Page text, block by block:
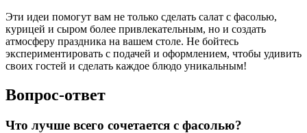
Эти идеи помогут вам не только сделать салат с фасолью,
курицей и сыром более привлекательным, но и создать
атмосферу праздника на вашем столе. Не бойтесь
экспериментировать с подачей и оформлением, чтобы удивить
своих гостей и сделать каждое блюдо уникальным!
Вопрос-ответ
Что лучше всего сочетается с фасолью?